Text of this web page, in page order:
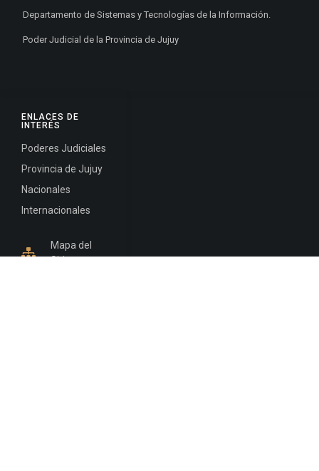
ENLACES DE
INTERÉS
Poderes Judiciales
Provincia de Jujuy
Nacionales
Internacionales
Mapa del
Sitio
Departamento de Sistemas y Tecnologías de la Información.
Poder Judicial de la Provincia de Jujuy